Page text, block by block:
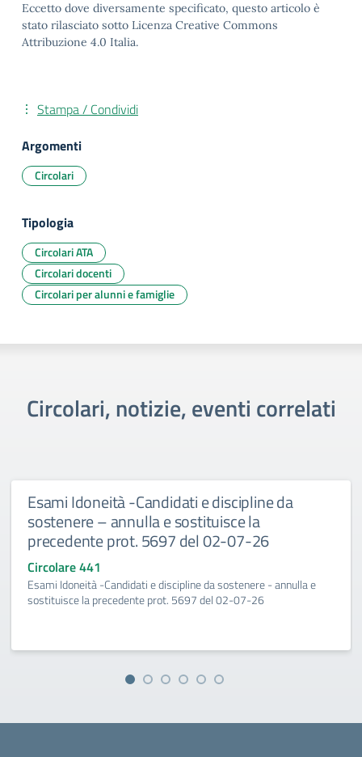
Eccetto dove diversamente specificato, questo articolo è
stato rilasciato sotto Licenza Creative Commons
Attribuzione 4.0 Italia.
Stampa / Condividi
Argomenti
Circolari
Tipologia
Circolari ATA
Circolari docenti
Circolari per alunni e famiglie
Circolari, notizie, eventi correlati
Esami Idoneità -Candidati e discipline da
sostenere – annulla e sostituisce la
precedente prot. 5697 del 02-07-26
Circolare 441
Esami Idoneità -Candidati e discipline da sostenere - annulla e
sostituisce la precedente prot. 5697 del 02-07-26